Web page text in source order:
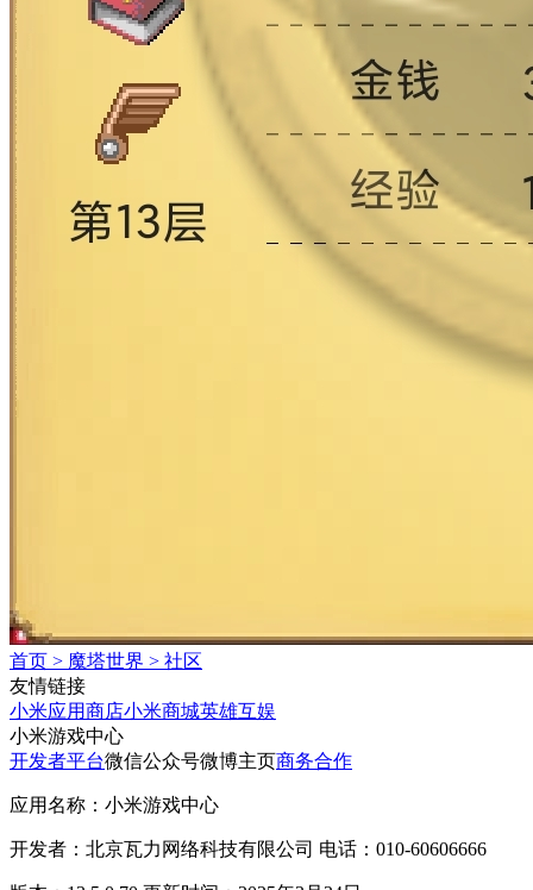
首页 > 魔塔世界 > 社区
友情链接
小米应用商店小米商城英雄互娱
小米游戏中心
开发者平台微信公众号微博主页商务合作
应用名称：小米游戏中心
开发者：北京瓦力网络科技有限公司 电话：010-60606666